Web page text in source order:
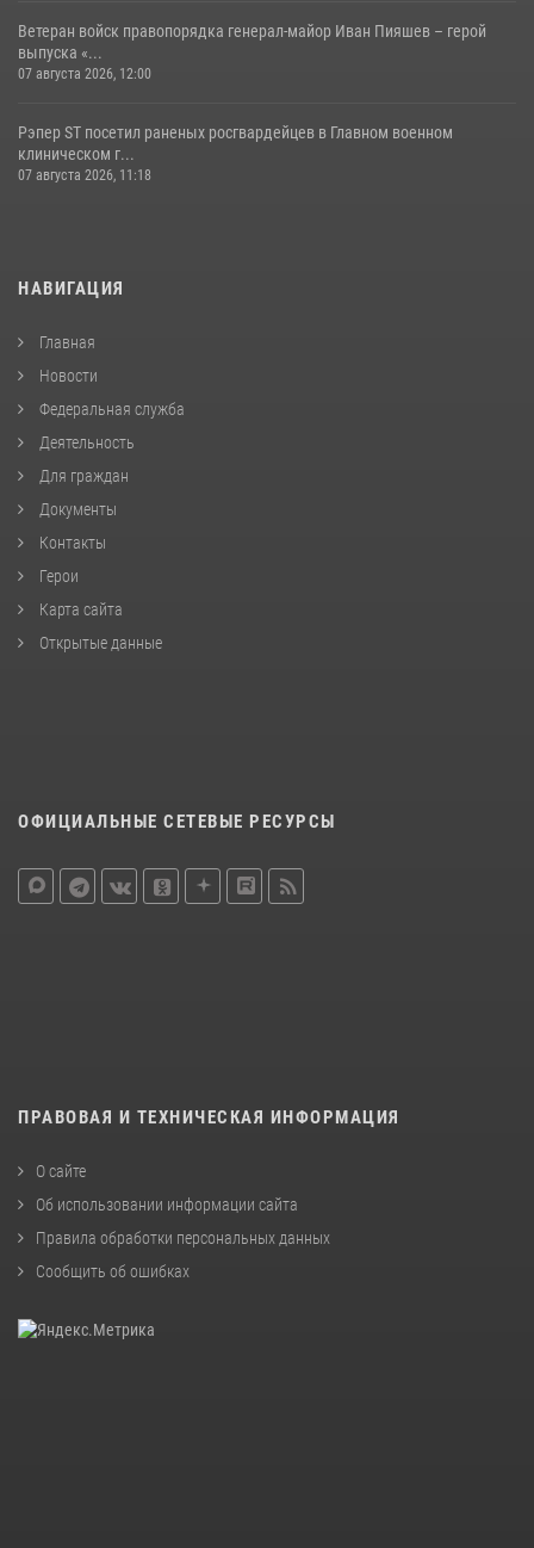
Ветеран войск правопорядка генерал-майор Иван Пияшев – герой
выпуска «...
07 августа 2026, 12:00
Рэпер ST посетил раненых росгвардейцев в Главном военном
клиническом г...
07 августа 2026, 11:18
НАВИГАЦИЯ
Главная
Новости
Федеральная служба
Деятельность
Для граждан
Документы
Контакты
Герои
Карта сайта
Открытые данные
ОФИЦИАЛЬНЫЕ СЕТЕВЫЕ РЕСУРСЫ
ПРАВОВАЯ И ТЕХНИЧЕСКАЯ ИНФОРМАЦИЯ
О сайте
Об использовании информации сайта
Правила обработки персональных данных
Сообщить об ошибках